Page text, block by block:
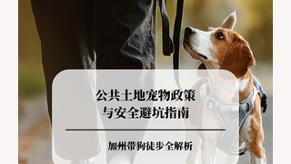
故。本文将为您系统解析加州的防滑链政策，
帮助您明确自己的车型在不同路况下的具体要
求，并为出行做好充足准备。 一、 核心概
念：看懂加州 R1, R2, R3 管制级别 当恶劣天
气来袭，加州交通局会在公路上启动防滑链管
制，并通过电子路牌指示当前的管制级别。加
州采用三个递进的级别（R1至R3）来规范通
行车辆： R1 管制 (Requirement 1) 规定内